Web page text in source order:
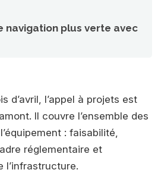
navigation plus verte avec
d’avril, l’appel à projets est
Il couvre l’ensemble des
: faisabilité,
réglementaire et
l’infrastructure.